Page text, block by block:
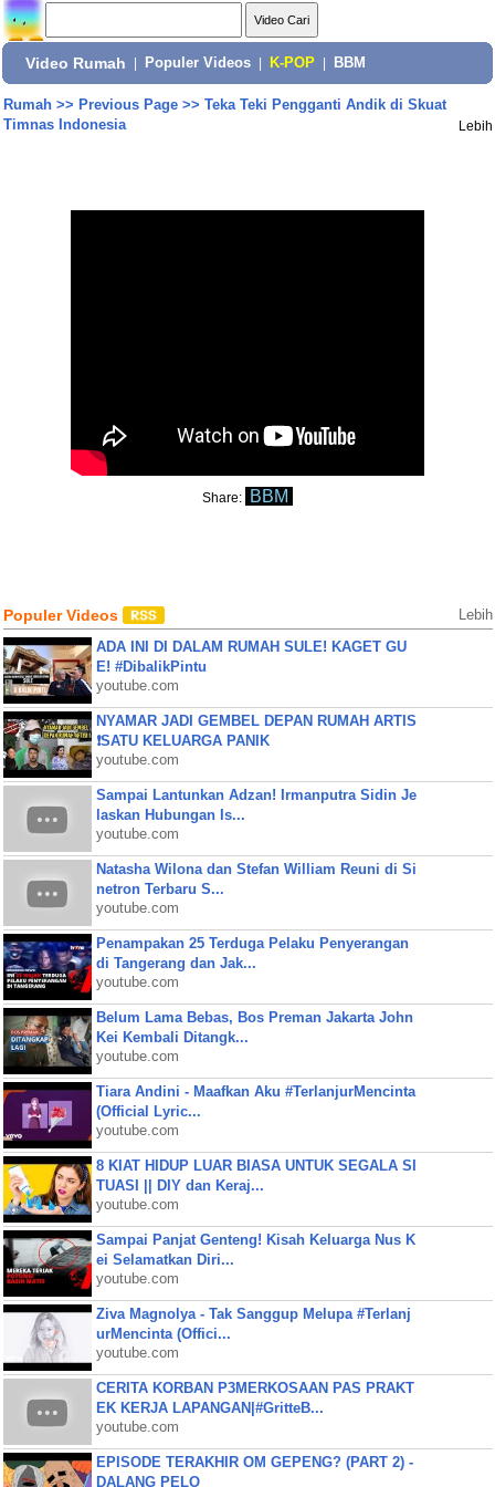
Video Rumah Populer Videos K-POP BBM
Rumah>> Previous Page>> Teka Teki Pengganti Andik di Skuat
Timnas Indonesia
Lebih
Share: BBM
Populer Videos Lebih
ADA INI DI DALAM RUMAH SULE! KAGET GU
E! #DibalikPintu
youtube.com
NYAMAR JADI GEMBEL DEPAN RUMAH ARTIS
❗SATU KELUARGA PANIK
youtube.com
Sampai Lantunkan Adzan! Irmanputra Sidin Je
laskan Hubungan Is...
youtube.com
Natasha Wilona dan Stefan William Reuni di Si
netron Terbaru S...
youtube.com
Penampakan 25 Terduga Pelaku Penyerangan
di Tangerang dan Jak...
youtube.com
Belum Lama Bebas, Bos Preman Jakarta John
Kei Kembali Ditangk...
youtube.com
Tiara Andini - Maafkan Aku #TerlanjurMencinta
(Official Lyric...
youtube.com
8 KIAT HIDUP LUAR BIASA UNTUK SEGALA SI
TUASI || DIY dan Keraj...
youtube.com
Sampai Panjat Genteng! Kisah Keluarga Nus K
ei Selamatkan Diri...
youtube.com
Ziva Magnolya - Tak Sanggup Melupa #Terlanj
urMencinta (Offici...
youtube.com
CERITA KORBAN P3MERKOSAAN PAS PRAKT
EK KERJA LAPANGAN|#GritteB...
youtube.com
EPISODE TERAKHIR OM GEPENG? (PART 2) -
DALANG PELO